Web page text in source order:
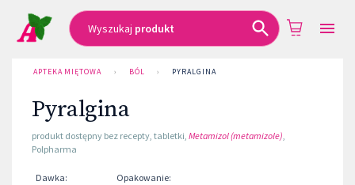
Wyszukaj produkt
APTEKA MIĘTOWA › BÓL › PYRALGINA
Pyralgina
produkt dostępny bez recepty, tabletki, Metamizol (metamizole),
Polpharma
Dawka: Opakowanie: